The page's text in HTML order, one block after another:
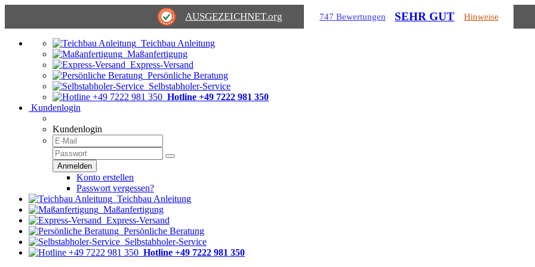
AUSGEZEICHNET.org 747 Bewertungen SEHR GUT Hinweise
Teichbau Anleitung
Maßanfertigung
Express-Versand
Persönliche Beratung
Selbstabholer-Service
Hotline +49 7222 981 350
Kundenlogin
Kundenlogin
Konto erstellen
Passwort vergessen?
Teichbau Anleitung
Maßanfertigung
Express-Versand
Persönliche Beratung
Selbstabholer-Service
Hotline +49 7222 981 350